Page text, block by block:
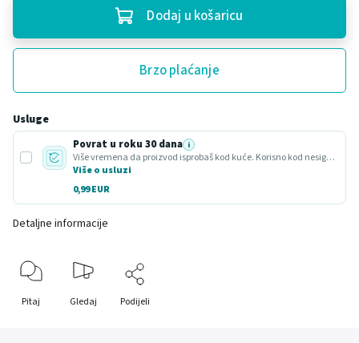
Dodaj u košaricu
Brzo plaćanje
Usluge
Povrat u roku 30 dana i
Više vremena da proizvod isprobaš kod kuće. Korisno kod nesigurnog odabira ili poklona.
Više o usluzi
0,99 EUR
Detaljne informacije
Pitaj Gledaj Podijeli